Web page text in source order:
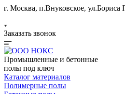
г. Москва, п.Внуковское, ул.Бориса
Заказать звонок
Промышленные и бетонные
полы под ключ
Каталог материалов
Полимерные полы